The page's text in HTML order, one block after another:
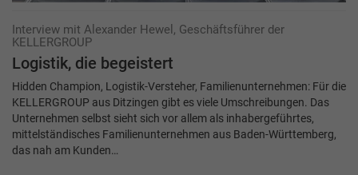
Interview mit Alexander Hewel, Geschäftsführer der
KELLERGROUP
Logistik, die begeistert
Hidden Champion, Logistik-Versteher, Familienunternehmen: Für die
­KELLERGROUP aus Ditzingen gibt es viele Umschreibungen. Das
Unternehmen selbst sieht sich vor allem als inhabergeführtes,
mittelständisches Familienunternehmen aus Baden-Württemberg,
das nah am Kunden…